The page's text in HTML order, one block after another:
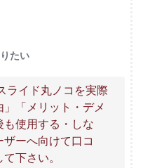
たい
ライド丸ノコを実際
「メリット・デメ
も使用する・しな
ーへ向けて口コ
下さい。